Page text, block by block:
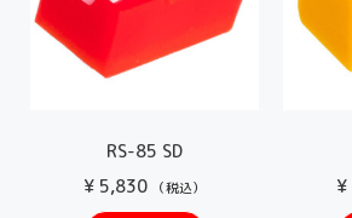
RS-85 SD
¥ 5,830 （税込）
¥